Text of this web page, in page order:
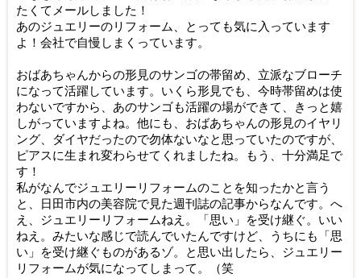
たくてメールしました！
あのジュエリーのリフォーム、とっても気に入っています
よ！ 会社で自慢しまくっています。
おばあちゃんからの形見のサンゴの帯留め、 立派なブローチ
になって活躍しています。いくら形見でも、 今時帯留めは使
わないですから、あのサンゴも活躍の場ができて、
きっと嬉
しがっていますよね。他にも、 おばあちゃんの形見のイヤリ
ング、
ダイヤだったので勿体ないなと思っていたのですが、
ピアスに生まれ変わらせてくれましたね。もう、十分満足で
す！
私がなんでジュエリーリフォームのことを知ったかと言う
と、
日田市内の美容院で見た週刊誌の記事からなんです。へ
え、 ジュエリーリフォームねえ。「思い」を受け継ぐ。いい
ねえ。 みたいな感じで読んでいたんですけど、うちにも「思
い」
を受け継ぐものがあるゾ。と思い出したら、 ジュエリー
リフォームが気になってしまって。（笑